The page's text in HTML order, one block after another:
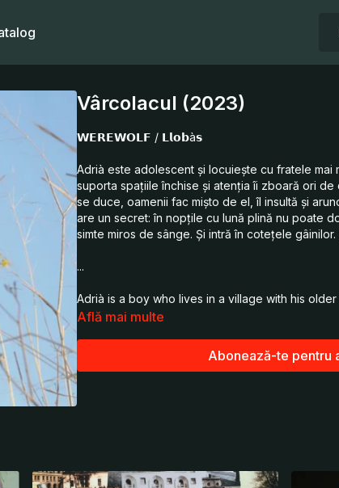
Vârcolacul (2023)
𝗪𝗘𝗥𝗘𝗪𝗢𝗟𝗙 / 𝗟𝗹𝗼𝗯à𝘀
Adrià este adolescent şi locuieşte cu fratele mai
suporta spaţiile închise şi atenţia îi zboară ori
se duce, oamenii fac mişto de el, îl insultă şi
are un secret: în nopţile cu lună plină nu poate
simte miros de sânge. Şi intră în coteţele
...
Adrià is a boy who lives in a village with his
enclosed spaces, and finds it hard to keep his
secret: on full moon nights, he can't sleep and
blood. And he searches the henhouses. And he
Află mai multe
Abonează-te pentru